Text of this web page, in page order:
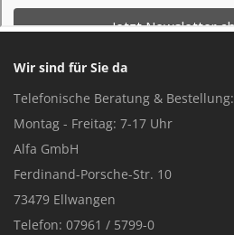
Wir sind für Sie da
Telefonische Beratung & Bestellung:
Montag - Freitag: 7-17 Uhr
Alfa GmbH
Ferdinand-Porsche-Str. 10
73479 Ellwangen
Telefon: 07961 / 5799-0